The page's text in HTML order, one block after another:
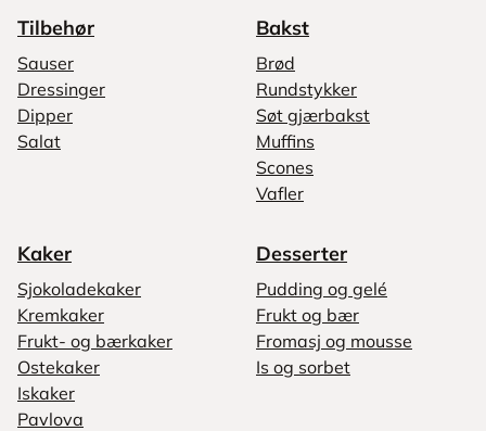
Tilbehør
Sauser
Dressinger
Dipper
Salat
Bakst
Brød
Rundstykker
Søt gjærbakst
Muffins
Scones
Vafler
Kaker
Sjokoladekaker
Kremkaker
Frukt- og bærkaker
Ostekaker
Iskaker
Pavlova
Desserter
Pudding og gelé
Frukt og bær
Fromasj og mousse
Is og sorbet